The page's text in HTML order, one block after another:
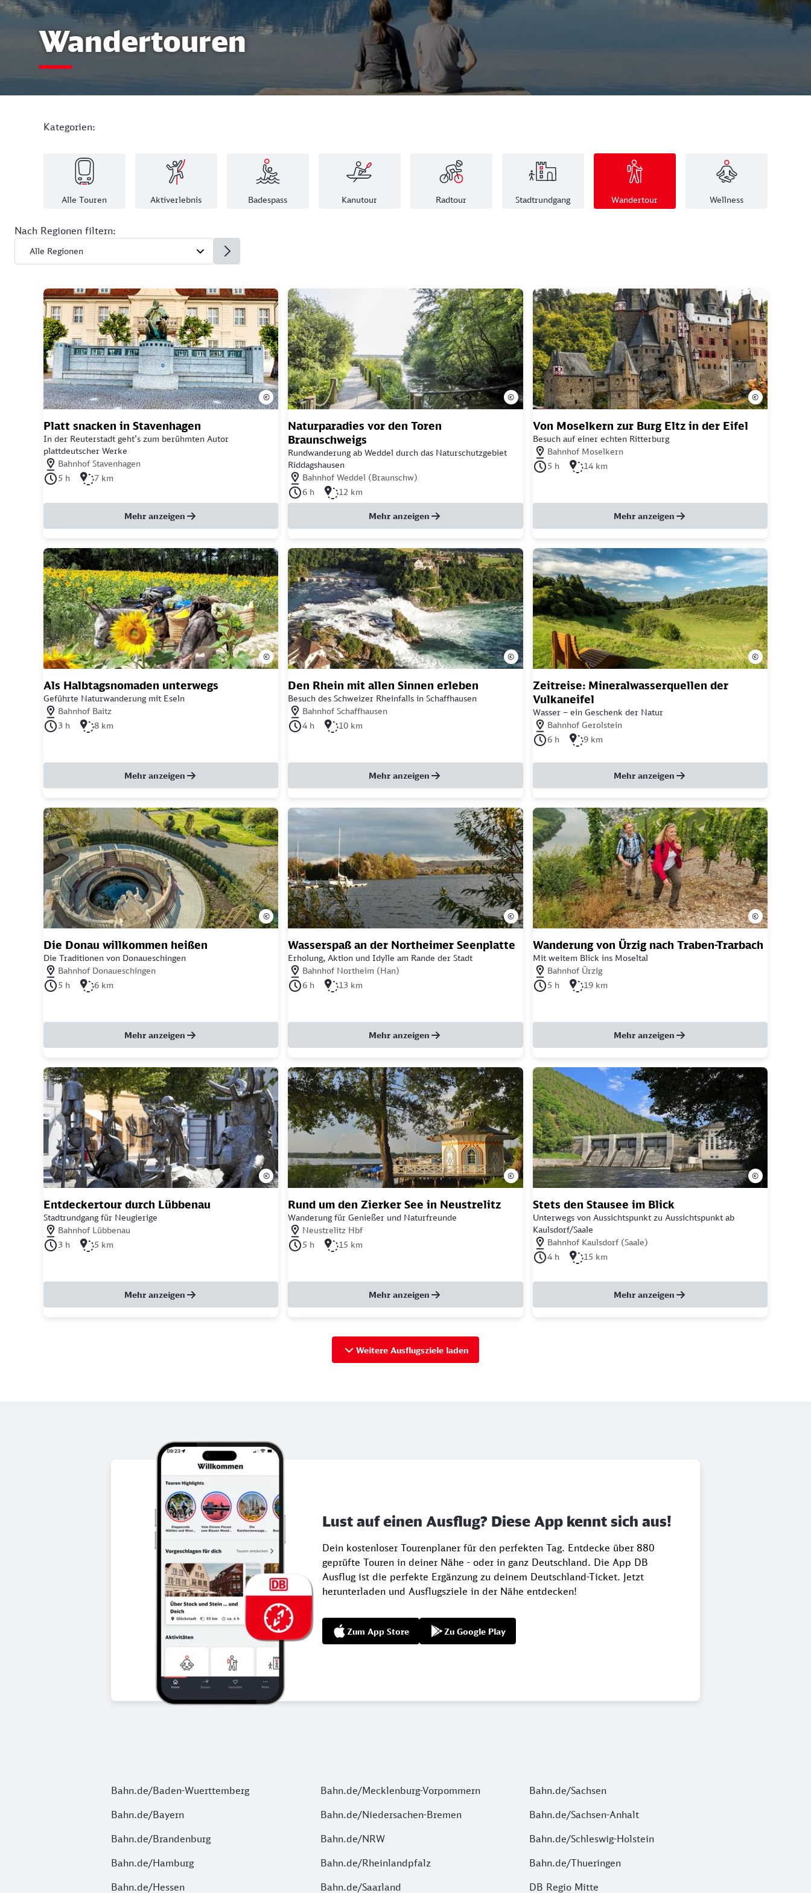
Wandertouren
Kategorien:
Alle Touren Aktiverlebnis Badespass Kanutour Radtour Stadtrundgang Wandertour Wellness
Nach Regionen filtern:
Platt snacken in Stavenhagen
In der Reuterstadt geht’s zum berühmten Autor
plattdeutscher Werke
Nächstgelegener Bahnhof: Bahnhof Stavenhagen
Bahnhof Stavenhagen
Dauer der Tour: 5 Stunden
5 h Länge der Tour: 7 Kilometer
7 km
Mehr anzeigen
©
Naturparadies vor den Toren
Braunschweigs
Rundwanderung ab Weddel durch das Naturschutzgebiet
Riddagshausen
Nächstgelegener Bahnhof: Bahnhof Weddel (Braunschw)
Bahnhof Weddel (Braunschw)
Dauer der Tour: 6 Stunden
6 h Länge der Tour: 12 Kilometer
12 km
Mehr anzeigen
©
Von Moselkern zur Burg Eltz in der Eifel
Besuch auf einer echten Ritterburg
Nächstgelegener Bahnhof: Bahnhof Moselkern
Bahnhof Moselkern
Dauer der Tour: 5 Stunden
5 h Länge der Tour: 14 Kilometer
14 km
Mehr anzeigen
©
Als Halbtagsnomaden unterwegs
Geführte Naturwanderung mit Eseln
Nächstgelegener Bahnhof: Bahnhof Baitz
Bahnhof Baitz
Dauer der Tour: 3 Stunden
3 h Länge der Tour: 8 Kilometer
8 km
Mehr anzeigen
©
Den Rhein mit allen Sinnen erleben
Besuch des Schweizer Rheinfalls in Schaffhausen
Nächstgelegener Bahnhof: Bahnhof Schaffhausen
Bahnhof Schaffhausen
Dauer der Tour: 4 Stunden
4 h Länge der Tour: 10 Kilometer
10 km
Mehr anzeigen
©
Zeitreise: Mineralwasserquellen der
Vulkaneifel
Wasser – ein Geschenk der Natur
Nächstgelegener Bahnhof: Bahnhof Gerolstein
Bahnhof Gerolstein
Dauer der Tour: 6 Stunden
6 h Länge der Tour: 9 Kilometer
9 km
Mehr anzeigen
©
Die Donau willkommen heißen
Die Traditionen von Donaueschingen
Nächstgelegener Bahnhof: Bahnhof Donaueschingen
Bahnhof Donaueschingen
Dauer der Tour: 5 Stunden
5 h Länge der Tour: 6 Kilometer
6 km
Mehr anzeigen
©
Wasserspaß an der Northeimer Seenplatte
Erholung, Aktion und Idylle am Rande der Stadt
Nächstgelegener Bahnhof: Bahnhof Northeim (Han)
Bahnhof Northeim (Han)
Dauer der Tour: 6 Stunden
6 h Länge der Tour: 13 Kilometer
13 km
Mehr anzeigen
©
Wanderung von Ürzig nach Traben-Trarbach
Mit weitem Blick ins Moseltal
Nächstgelegener Bahnhof: Bahnhof Ürzig
Bahnhof Ürzig
Dauer der Tour: 5 Stunden
5 h Länge der Tour: 19 Kilometer
19 km
Mehr anzeigen
©
Entdeckertour durch Lübbenau
Stadtrundgang für Neugierige
Nächstgelegener Bahnhof: Bahnhof Lübbenau
Bahnhof Lübbenau
Dauer der Tour: 3 Stunden
3 h Länge der Tour: 5 Kilometer
5 km
Mehr anzeigen
©
Rund um den Zierker See in Neustrelitz
Wanderung für Genießer und Naturfreunde
Nächstgelegener Bahnhof: Neustrelitz Hbf
Neustrelitz Hbf
Dauer der Tour: 5 Stunden
5 h Länge der Tour: 15 Kilometer
15 km
Mehr anzeigen
©
Stets den Stausee im Blick
Unterwegs von Aussichtspunkt zu Aussichtspunkt ab
Kaulsdorf/Saale
Nächstgelegener Bahnhof: Bahnhof Kaulsdorf (Saale)
Bahnhof Kaulsdorf (Saale)
Dauer der Tour: 4 Stunden
4 h Länge der Tour: 15 Kilometer
15 km
Mehr anzeigen
©
Weitere Ausflugsziele laden
Lust auf einen Ausflug? Diese App kennt sich aus!
Dein kostenloser Tourenplaner für den perfekten Tag. Entdecke über 880
geprüfte Touren in deiner Nähe - oder in ganz Deutschland. Die App DB
Ausflug ist die perfekte Ergänzung zu deinem Deutschland-Ticket. Jetzt
herunterladen und Ausflugsziele in der Nähe entdecken!
Zum App Store Zu Google Play
Bahn.de/Baden-Wuerttemberg
Bahn.de/Bayern
Bahn.de/Brandenburg
Bahn.de/Hamburg
Bahn.de/Hessen
Bahn.de/Mecklenburg-Vorpommern
Bahn.de/Niedersachen-Bremen
Bahn.de/NRW
Bahn.de/Rheinlandpfalz
Bahn.de/Saarland
Bahn.de/Sachsen
Bahn.de/Sachsen-Anhalt
Bahn.de/Schleswig-Holstein
Bahn.de/Thueringen
DB Regio Mitte